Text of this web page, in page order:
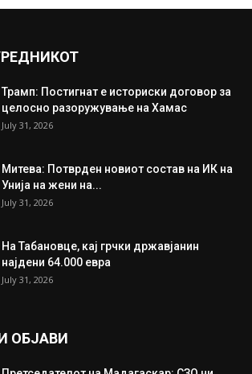
Трамп: Постигнат е историски договор за
целосно разоружување на Хамас
July 31, 2026
Митева: Потврден новиот состав на ИК на
Унија на жени на...
July 31, 2026
На Табановце, кај грчки државјанин
најдени 64.000 евра
July 31, 2026
ОБЈАВИ